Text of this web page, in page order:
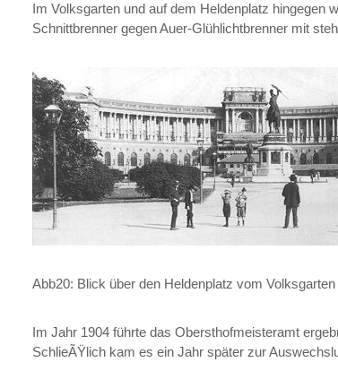
Im Volksgarten und auf dem Heldenplatz hingegen
Schnittbrenner gegen Auer-Glühlichtbrenner mit
Abb20: Blick über den Heldenplatz vom
Im Jahr 1904 führte das Obersthofmeisteramt
SchlieÃŸlich kam es ein Jahr später zur